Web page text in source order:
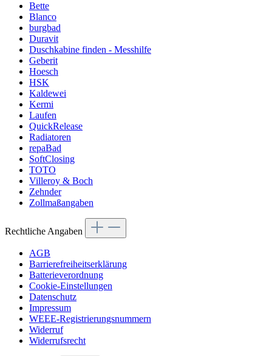
Bette
Blanco
burgbad
Duravit
Duschkabine finden - Messhilfe
Geberit
Hoesch
HSK
Kaldewei
Kermi
Laufen
QuickRelease
Radiatoren
repaBad
SoftClosing
TOTO
Villeroy & Boch
Zehnder
Zollmaßangaben
Rechtliche Angaben
AGB
Barrierefreiheitserklärung
Batterieverordnung
Cookie-Einstellungen
Datenschutz
Impressum
WEEE-Registrierungsnummern
Widerruf
Widerrufsrecht